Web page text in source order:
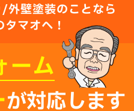
外壁塗装のことなら
マオへ！
ーム
が対応します